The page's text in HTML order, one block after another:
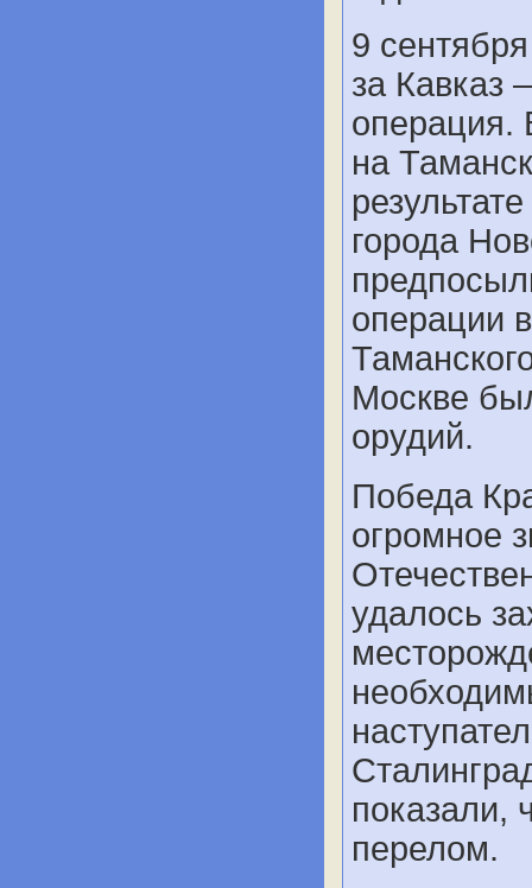
9
за Кавказ
операция.
на
города
операции
Москве
орудий.
Победа
огромное
удалось
показали,
перелом.